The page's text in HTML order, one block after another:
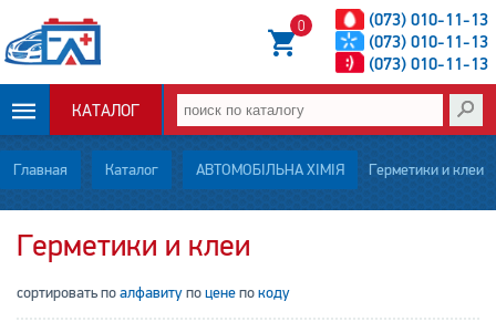
(073) 010-11-13
(073) 010-11-13
(073) 010-11-13
0
КАТАЛОГ
ОПЛАТА И
ДОСТАВКА
Главная Каталог АВТОМОБІЛЬНА ХІМІЯ Герметики и клеи
Герметики и клеи
сортировать поалфавитупоценепокоду